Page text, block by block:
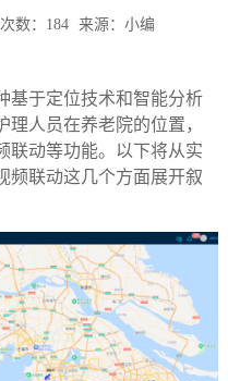
数：184 来源：小编
基于定位技术和智能分析
人员在养老院的位置，
联动等功能。以下将从实
频联动这几个方面展开叙